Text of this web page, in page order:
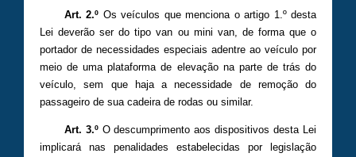
Art. 2.º Os veículos que menciona o artigo 1.º desta
Lei deverão ser do tipo van ou mini van, de forma que o
portador de necessidades especiais adentre ao veículo por
meio de uma plataforma de elevação na parte de trás do
veículo, sem que haja a necessidade de remoção do
passageiro de sua cadeira de rodas ou similar.
Art. 3.ºO descumprimento aos dispositivos desta Lei
implicará nas penalidades estabelecidas por legislação